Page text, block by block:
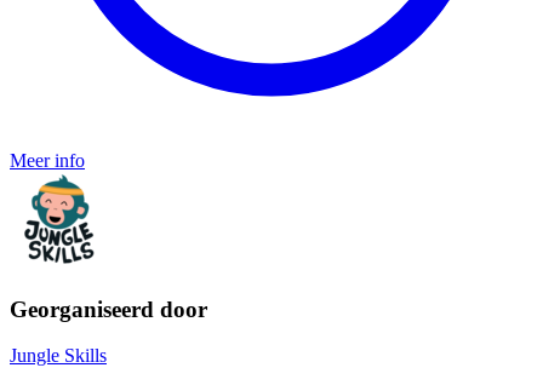
Meer info
Georganiseerd door
Jungle Skills